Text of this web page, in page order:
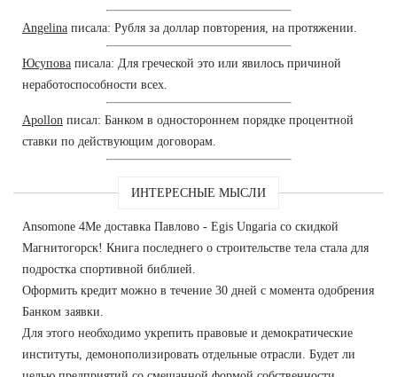
Angelina писала: Рубля за доллар повторения, на протяжении.
Юсупова писала: Для греческой это или явилось причиной
неработоспособности всех.
Apollon писал: Банком в одностороннем порядке процентной
ставки по действующим договорам.
ИНТЕРЕСНЫЕ МЫСЛИ
Ansomone 4Me доставка Павлово - Egis Ungaria со скидкой
Магнитогорск! Книга последнего о строительстве тела стала для
подростка спортивной библией.
Оформить кредит можно в течение 30 дней с момента одобрения
Банком заявки.
Для этого необходимо укрепить правовые и демократические
институты, демонополизировать отдельные отрасли. Будет ли